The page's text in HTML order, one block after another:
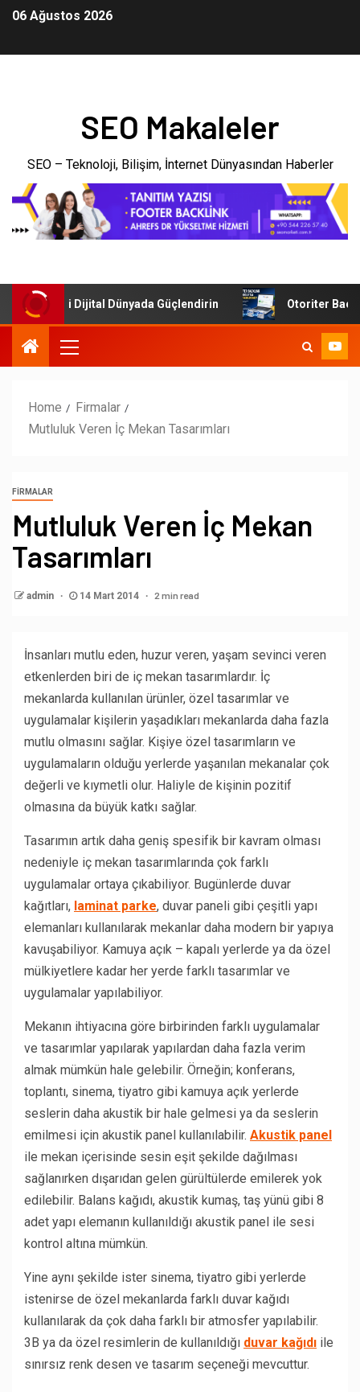
06 Ağustos 2026
SEO Makaleler
SEO – Teknoloji, Bilişim, İnternet Dünyasından Haberler
Dijital Dünyada Güçlendirin Otoriter Backlink
Home
Firmalar
Mutluluk Veren İç Mekan Tasarımları
FIRMALAR
Mutluluk Veren İç Mekan
Tasarımları
admin 14 Mart 2014 2 min read
İnsanları mutlu eden, huzur veren, yaşam sevinci veren
etkenlerden biri de iç mekan tasarımlardır. İç
mekanlarda kullanılan ürünler, özel tasarımlar ve
uygulamalar kişilerin yaşadıkları mekanlarda daha fazla
mutlu olmasını sağlar. Kişiye özel tasarımların ve
uygulamaların olduğu yerlerde yaşanılan mekanalar çok
değerli ve kıymetli olur. Haliyle de kişinin pozitif
olmasına da büyük katkı sağlar.
Tasarımın artık daha geniş spesifik bir kavram olması
nedeniyle iç mekan tasarımlarında çok farklı
uygulamalar ortaya çıkabiliyor. Bugünlerde duvar
kağıtları, laminat parke, duvar paneli gibi çeşitli yapı
elemanları kullanılarak mekanlar daha modern bir yapıya
kavuşabiliyor. Kamuya açık – kapalı yerlerde ya da özel
mülkiyetlere kadar her yerde farklı tasarımlar ve
uygulamalar yapılabiliyor.
Mekanın ihtiyacına göre birbirinden farklı uygulamalar
ve tasarımlar yapılarak yapılardan daha fazla verim
almak mümkün hale gelebilir. Örneğin; konferans,
toplantı, sinema, tiyatro gibi kamuya açık yerlerde
seslerin daha akustik bir hale gelmesi ya da seslerin
emilmesi için akustik panel kullanılabilir. Akustik panel
ile mekan içerisinde sesin eşit şekilde dağılması
sağlanırken dışarıdan gelen gürültülerde emilerek yok
edilebilir. Balans kağıdı, akustik kumaş, taş yünü gibi 8
adet yapı elemanın kullanıldığı akustik panel ile sesi
kontrol altına mümkün.
Yine aynı şekilde ister sinema, tiyatro gibi yerlerde
istenirse de özel mekanlarda farklı duvar kağıdı
kullanılarak da çok daha farklı bir atmosfer yapılabilir.
3B ya da özel resimlerin de kullanıldığı duvar kağıdı ile
sınırsız renk desen ve tasarım seçeneği mevcuttur.